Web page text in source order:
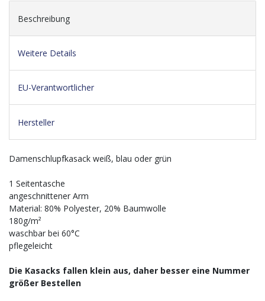
Beschreibung
Weitere Details
EU-Verantwortlicher
Hersteller
Damenschlupfkasack weiß, blau oder grün
1 Seitentasche
angeschnittener Arm
Material: 80% Polyester, 20% Baumwolle
180g/m²
waschbar bei 60°C
pflegeleicht
Die Kasacks fallen klein aus, daher besser eine Nummer
größer Bestellen